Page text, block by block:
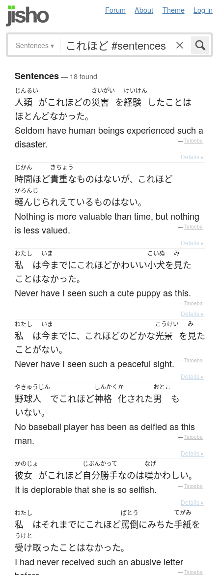
Forum About Theme Log in
Sentences ▾
Sentences— 18 found
じんるい
人類 がこれほどの
さいがい
災害 を
けいけん
経験 したことは
ほとんどなかった。
Seldom have human beings experienced such a
disaster.
— Tatoeba
Details ▸
じかん
時間ほど
きちょう
貴重なものはないが、 これほど
かろんじ
軽んじられえているものはない。
Nothing is more valuable than time, but nothing
is less valued.
— Tatoeba
Details ▸
わたし
私 は
いま
今までにこれほどかわいい
こいぬ
小犬を
み
見た
ことはなかった。
Never have I seen such a cute puppy as this.
— Tatoeba
Details ▸
わたし
私 は
いま
今までに、 これほどのどかな
こうけい
光景 を
み
見た
ことがない。
Never have I seen such a peaceful sight. — Tatoeba
Details ▸
やきゅうじん
野球人 でこれほど
しんかく
神格
か
化された
おとこ
男
も
いない。
No baseball player has been as deified as this
man.
— Tatoeba
Details ▸
かのじょ
彼女 がこれほど
じぶんかって
自分勝手なのは
なげ
嘆かわしい。
It is deplorable that she is so selfish. — Tatoeba
Details ▸
わたし
私 はそれまでにこれほど
ばとう
罵倒にみちた
てがみ
手紙を
うけと
受け取ったことはなかった。
I had never received such an abusive letter
— Tatoeba